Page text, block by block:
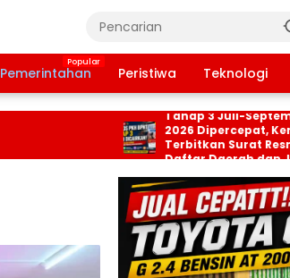
Pemerintahan Peristiwa Teknologi
Bansos PKH dan BPNT
Tahap 3 Juli-September
2026 Dipercepat,
Terbitkan Surat Resmi,
Daftar Daerah dan